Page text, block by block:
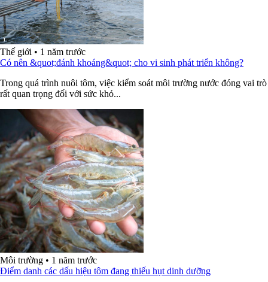
Thế giới • 1 năm trước
Có nên &quot;đánh khoáng&quot; cho vi sinh phát triển không?
Trong quá trình nuôi tôm, việc kiểm soát môi trường nước đóng vai trò
rất quan trọng đối với sức khỏ...
Môi trường • 1 năm trước
Điểm danh các dấu hiệu tôm đang thiếu hụt dinh dưỡng